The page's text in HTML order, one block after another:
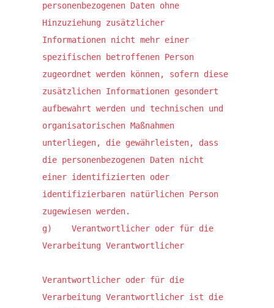
personenbezogenen Daten ohne
Hinzuziehung zusätzlicher
Informationen nicht mehr einer
spezifischen betroffenen Person
zugeordnet werden können, sofern diese
zusätzlichen Informationen gesondert
aufbewahrt werden und technischen und
organisatorischen Maßnahmen
unterliegen, die gewährleisten, dass
die personenbezogenen Daten nicht
einer identifizierten oder
identifizierbaren natürlichen Person
zugewiesen werden.
g)    Verantwortlicher oder für die
Verarbeitung Verantwortlicher
Verantwortlicher oder für die
Verarbeitung Verantwortlicher ist die